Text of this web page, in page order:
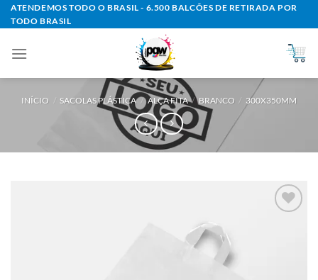
Skip
to
ATENDEMOS TODO O BRASIL - 6.500 BALCÕES DE RETIRADA POR
TODO BRASIL
INÍCIO / SACOLAS PLÁSTICA / ALÇA FITA / BRANCO / 300X350MM